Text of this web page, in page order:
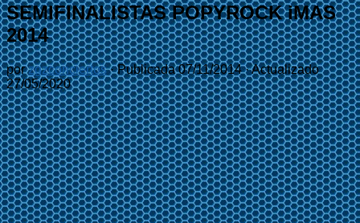
SEMIFINALISTAS POPYROCK iMAS
2014
porzgzconciertos · Publicada07/11/2014· Actualizado
27/05/2020